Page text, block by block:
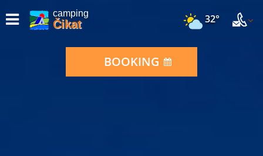
camping
Čikat 32°
BOOKING